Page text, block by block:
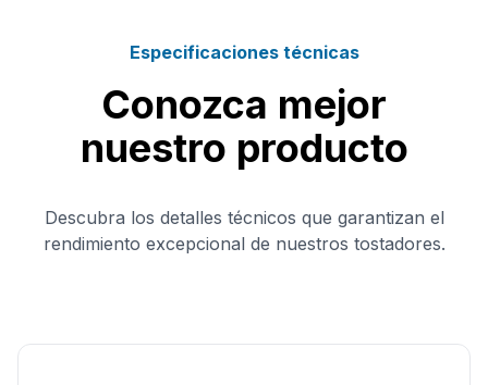
Especificaciones técnicas
Conozca mejor
nuestro producto
Descubra los detalles técnicos que garantizan el
rendimiento excepcional de nuestros tostadores.